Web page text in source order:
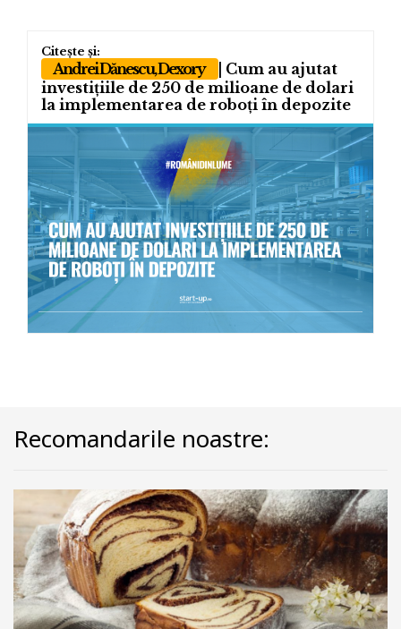
Andrei Dănescu, Dexory
| Cum au ajutat
investițiile de 250 de milioane de dolari
la implementarea de roboți în depozite
Recomandarile noastre: